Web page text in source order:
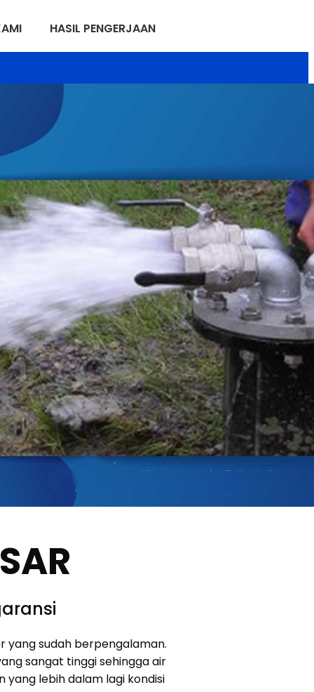
HASIL PENGERJAAN
yang sudah berpengalaman.
sangat tinggi sehingga air
yang lebih dalam lagi kondisi